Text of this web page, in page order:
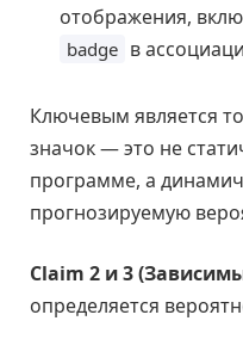
отображения,
badge в
Ключевым является
значок — это не
программе, а
прогнозируемую
Claim 2 и 3
определяется